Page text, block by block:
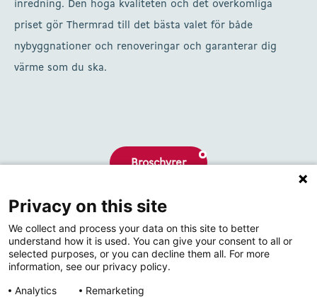
inredning. Den höga kvaliteten och det överkomliga
priset gör Thermrad till det bästa valet för både
nybyggnationer och renoveringar och garanterar dig
värme som du ska.
Broschyrer
Om oss
Kontakta
Privacy on this site
We collect and process your data on this site to better
understand how it is used. You can give your consent to all or
selected purposes, or you can decline them all. For more
information, see our privacy policy.
Analytics
Remarketing